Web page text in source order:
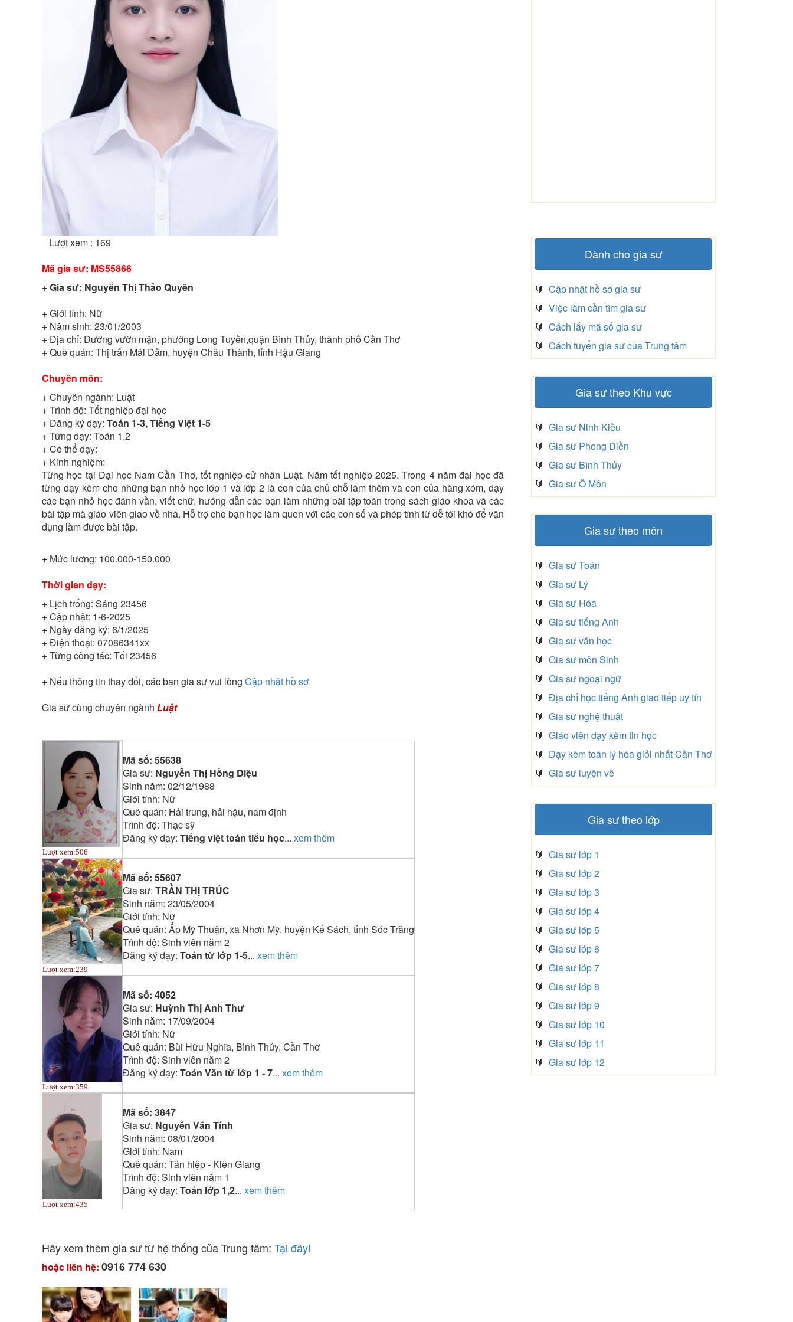
Lượt xem : 169
Mã gia sư: MS55866
+Gia sư: Nguyễn Thị Thảo Quyên
+ Giới tính: Nữ
+ Năm sinh:23/01/2003
+ Địa chỉ:Đường vườn mận, phường Long Tuyền,quận Bình Thủy, thành phố Cần Thơ
+ Quê quán:Thị trấn Mái Dầm, huyện Châu Thành, tỉnh Hậu Giang
Chuyên môn:
+ Chuyên ngành: Luật
+ Trình độ:Tốt nghiệp đại học
+ Đăng ký dạy:Toán 1-3, Tiếng Việt 1-5
+ Từng dạy:Toán 1,2
+ Có thể dạy:
+ Kinh nghiệm:
Từng học tại Đại học Nam Cần Thơ, tốt nghiệp cử nhân Luật. Năm tốt nghiệp 2025. Trong 4 năm đại học đã
từng dạy kèm cho những bạn nhỏ học lớp 1 và lớp 2 là con của chủ chỗ làm thêm và con của hàng xóm, dạy
các bạn nhỏ học đánh vần, viết chữ, hướng dẫn các bạn làm những bài tập toán trong sách giáo khoa và các
bài tập mà giáo viên giao về nhà. Hỗ trợ cho bạn học làm quen với các con số và phép tính từ dễ tới khó để vận
dụng làm được bài tập.
+ Mức lương: 100.000-150.000
Thời gian dạy:
+ Lịch trống:Sáng 23456
+ Cập nhật: 1-6-2025
+ Ngày đăng ký:6/1/2025
+ Điện thoại:07086341xx
+ Từng cộng tác:Tối 23456
+ Nếu thông tin thay đổi, các bạn gia sư vui lòngCập nhật hồ sơ
Gia sư cùng chuyên ngànhLuật
Lượt xem:506
Mã số:55638
Gia sư: Nguyễn Thị Hồng Diệu
Sinh năm:02/12/1988
Giới tính: Nữ
Quê quán: Hải trung, hải hậu, nam định
Trình độ:Thạc sỹ
Đăng ký dạy:Tiếng việt toán tiểu học...xem thêm
Lượt xem:239
Mã số:55607
Gia sư:TRẦN THỊ TRÚC
Sinh năm:23/05/2004
Giới tính: Nữ
Quê quán:Ấp Mỹ Thuận, xã Nhơn Mỹ, huyện Kế Sách, tỉnh Sóc Trăng
Trình độ:Sinh viên năm 2
Đăng ký dạy:Toán từ lớp 1-5...xem thêm
Lượt xem:359
Mã số:4052
Gia sư: Huỳnh Thị Anh Thư
Sinh năm: 17/09/2004
Giới tính: Nữ
Quê quán: Bùi Hữu Nghĩa, Bình Thủy, Cần Thơ
Trình độ:Sinh viên năm 2
Đăng ký dạy:Toán Văn từ lớp 1 - 7...xem thêm
Lượt xem:435
Mã số:3847
Gia sư: Nguyễn Văn Tính
Sinh năm:08/01/2004
Giới tính: Nam
Quê quán:Tân hiệp - Kiên Giang
Trình độ:Sinh viên năm 1
Đăng ký dạy:Toán lớp 1,2...xem thêm
Hãy xem thêm gia sư từ hệ thống của Trung tâm:Tại đây!
hoặc liên hệ:0916 774 630
Dành cho gia sư
🔰 Cập nhật hồ sơ gia sư
🔰 Việc làm cần tìm gia sư
🔰 Cách lấy mã số gia sư
🔰 Cách tuyển gia sư của Trung tâm
Gia sư theo Khu vực
🔰 Gia sư Ninh Kiều
🔰 Gia sư Phong Điền
🔰 Gia sư Bình Thủy
🔰 Gia sư Ô Môn
Gia sư theo môn
🔰 Gia sư Toán
🔰 Gia sư Lý
🔰 Gia sư Hóa
🔰 Gia sư tiếng Anh
🔰 Gia sư văn học
🔰 Gia sư môn Sinh
🔰 Gia sư ngoại ngữ
🔰 Địa chỉ học tiếng Anh giao tiếp uy tín
🔰 Gia sư nghệ thuật
🔰 Giáo viên dạy kèm tin học
🔰 Dạy kèm toán lý hóa giỏi nhất Cần Thơ
🔰 Gia sư luyện vẽ
Gia sư theo lớp
🔰 Gia sư lớp 1
🔰 Gia sư lớp 2
🔰 Gia sư lớp 3
🔰 Gia sư lớp 4
🔰 Gia sư lớp 5
🔰 Gia sư lớp 6
🔰 Gia sư lớp 7
🔰 Gia sư lớp 8
🔰 Gia sư lớp 9
🔰 Gia sư lớp 10
🔰 Gia sư lớp 11
🔰 Gia sư lớp 12